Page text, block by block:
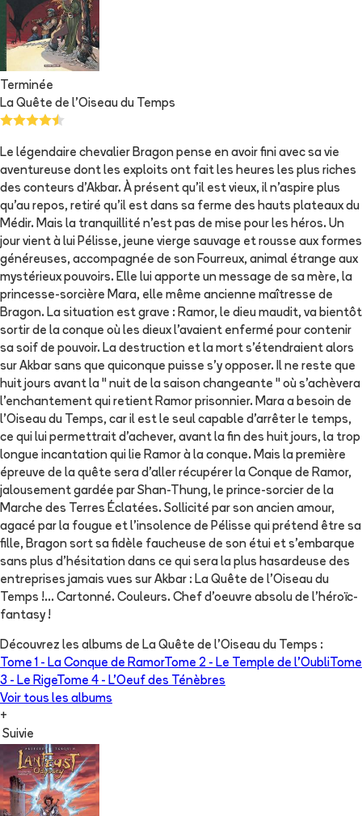
Terminée
La Quête de l'Oiseau du Temps
Le légendaire chevalier Bragon pense en avoir fini avec sa vie
aventureuse dont les exploits ont fait les heures les plus riches
des conteurs d'Akbar. À présent qu'il est vieux, il n'aspire plus
qu'au repos, retiré qu'il est dans sa ferme des hauts plateaux du
Médir. Mais la tranquillité n'est pas de mise pour les héros. Un
jour vient à lui Pélisse, jeune vierge sauvage et rousse aux formes
généreuses, accompagnée de son Fourreux, animal étrange aux
mystérieux pouvoirs. Elle lui apporte un message de sa mère, la
princesse-sorcière Mara, elle même ancienne maîtresse de
Bragon. La situation est grave : Ramor, le dieu maudit, va bientôt
sortir de la conque où les dieux l'avaient enfermé pour contenir
sa soif de pouvoir. La destruction et la mort s'étendraient alors
sur Akbar sans que quiconque puisse s'y opposer. Il ne reste que
huit jours avant la " nuit de la saison changeante " où s'achèvera
l'enchantement qui retient Ramor prisonnier. Mara a besoin de
l'Oiseau du Temps, car il est le seul capable d'arrêter le temps,
ce qui lui permettrait d'achever, avant la fin des huit jours, la trop
longue incantation qui lie Ramor à la conque. Mais la première
épreuve de la quête sera d'aller récupérer la Conque de Ramor,
jalousement gardée par Shan-Thung, le prince-sorcier de la
Marche des Terres Éclatées. Sollicité par son ancien amour,
agacé par la fougue et l'insolence de Pélisse qui prétend être sa
fille, Bragon sort sa fidèle faucheuse de son étui et s'embarque
sans plus d'hésitation dans ce qui sera la plus hasardeuse des
entreprises jamais vues sur Akbar : La Quête de l'Oiseau du
Temps !... Cartonné. Couleurs. Chef d'oeuvre absolu de l'héroïc-
fantasy !
Découvrez les albums de La Quête de l'Oiseau du Temps :
Tome 1 - La Conque de RamorTome 2 - Le Temple de l'Oubli Tome
3 - Le RigeTome 4 - L'Oeuf des Ténèbres
Voir tous les albums
+
Suivie